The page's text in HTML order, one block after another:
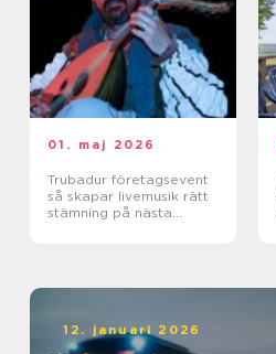
01. maj 2026
Trubadur företagsevent
så skapar livemusik rätt
stämning på nästa
12. januari 2026